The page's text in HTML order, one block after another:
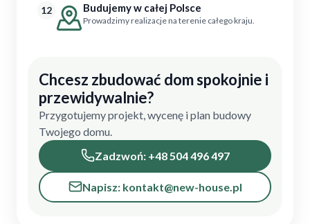
12 Budujemy w całej Polsce
Prowadzimy realizacje na terenie całego kraju.
Chcesz zbudować dom spokojnie i
przewidywalnie?
Przygotujemy projekt, wycenę i plan budowy
Twojego domu.
Zadzwoń: +48 504 496 497
Napisz: kontakt@new-house.pl